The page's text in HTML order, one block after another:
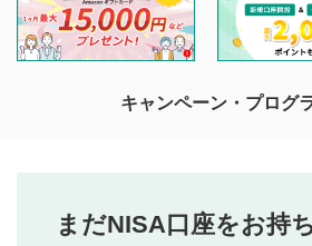
キャンペーン・プログ
まだNISA口座をお持